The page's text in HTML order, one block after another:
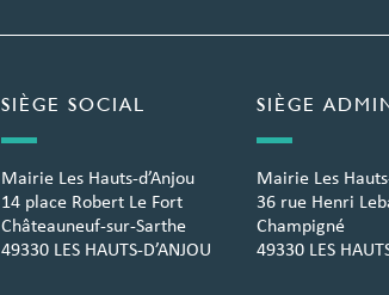
SIÈGE SOCIAL
Mairie Les Hauts-d’Anjou
14 place Robert Le Fort
Châteauneuf-sur-Sarthe
49330 LES HAUTS-D’ANJOU
SIÈGE
Mairie Les
36 rue Henri
Champigné
49330 LES